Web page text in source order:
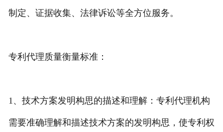
制定、证据收集、法律诉讼等全方位服务。
专利代理质量衡量标准：
1、技术方案发明构思的描述和理解：专利代理机构
需要准确理解和描述技术方案的发明构思，使专利权